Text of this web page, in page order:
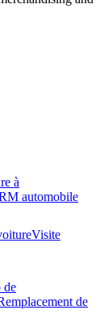
à
automobile
Visite
de
de